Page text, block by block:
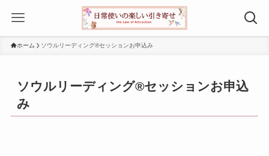
ホーム ソウルリーディング®セッションお申込み
ソウルリーディング®セッションお申込
み